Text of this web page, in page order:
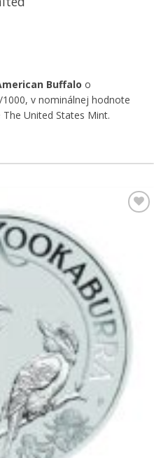
Buffalo o
v nominálnej hodnote
United States Mint.